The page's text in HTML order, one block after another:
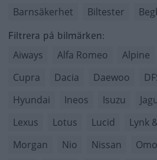
Barnsäkerhet Biltester
Filtrera på bilmärken:
Aiways Alfa Romeo Alpine
Cupra
Dacia Daewoo
Hyundai
Ineos Isuzu
Lexus
Lotus Lucid Lynk
Morgan
Nio Nissan